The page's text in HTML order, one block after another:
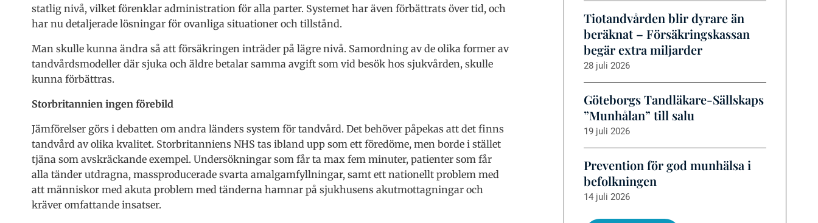
statlig nivå, vilket förenklar administration för alla parter. Systemet har även förbättrats över tid, och
har nu detaljerade lösningar för ovanliga situationer och tillstånd.
Man skulle kunna ändra så att försäkringen inträder på lägre nivå. Samordning av de olika former av
tandvårdsmodeller där sjuka och äldre betalar samma avgift som vid besök hos sjukvården, skulle
kunna förbättras.
Storbritannien ingen förebild
Jämförelser görs i debatten om andra länders system för tandvård. Det behöver påpekas att det finns
tandvård av olika kvalitet. Storbritanniens NHS tas ibland upp som ett föredöme, men borde i stället
tjäna som avskräckande exempel. Undersökningar som får ta max fem minuter, patienter som får
alla tänder utdragna, massproducerade svarta amalgamfyllningar, samt ett nationellt problem med
att människor med akuta problem med tänderna hamnar på sjukhusens akutmottagningar och
kräver omfattande insatser.
Tiotandvården blir dyrare än
beräknat – Försäkringskassan
begär extra miljarder
28 juli 2026
Göteborgs Tandläkare-Sällskaps
”Munhålan” till salu
19 juli 2026
Prevention för god munhälsa i
befolkningen
14 juli 2026